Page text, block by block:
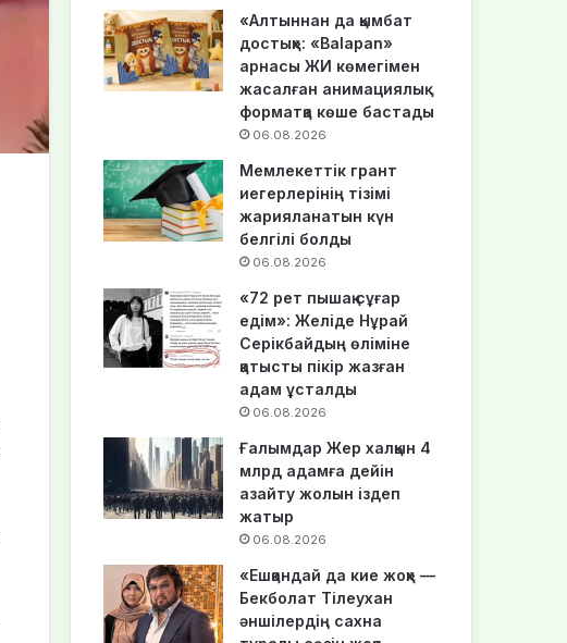
«Алтыннан да қымбат
достық»: «Balapan»
арнасы ЖИ көмегімен
жасалған анимациялық
форматқа көше бастады
06.08.2026
Мемлекеттік грант
иегерлерінің тізімі
жарияланатын күн
белгілі болды
06.08.2026
«72 рет пышақ сұғар
едім»: Желіде Нұрай
Серікбайдың өліміне
қатысты пікір жазған
адам ұсталды
06.08.2026
Ғалымдар Жер халқын 4
млрд адамға дейін
азайту жолын іздеп
жатыр
06.08.2026
«Ешқандай да кие жоқ» —
Бекболат Тілеухан
әншілердің сахна